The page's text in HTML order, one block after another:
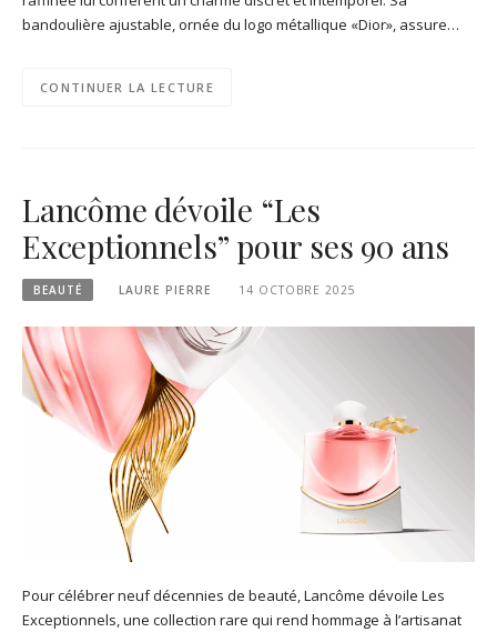
bandoulière ajustable, ornée du logo métallique «Dior», assure…
CONTINUER LA LECTURE
Lancôme dévoile “Les
Exceptionnels” pour ses 90 ans
BEAUTÉ LAURE PIERRE 14 OCTOBRE 2025
Pour célébrer neuf décennies de beauté, Lancôme dévoile Les
Exceptionnels, une collection rare qui rend hommage à l’artisanat